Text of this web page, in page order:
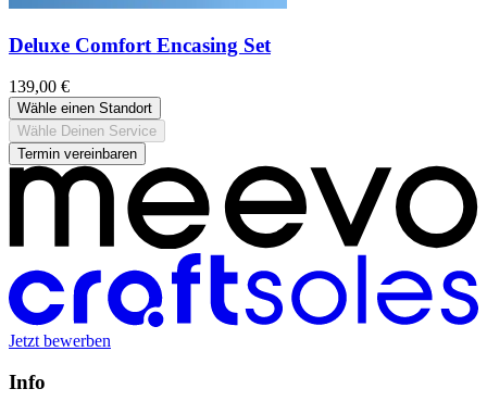
Deluxe Comfort Encasing Set
139,00 €
Wähle einen Standort
Wähle Deinen Service
Termin vereinbaren
Jetzt bewerben
Info